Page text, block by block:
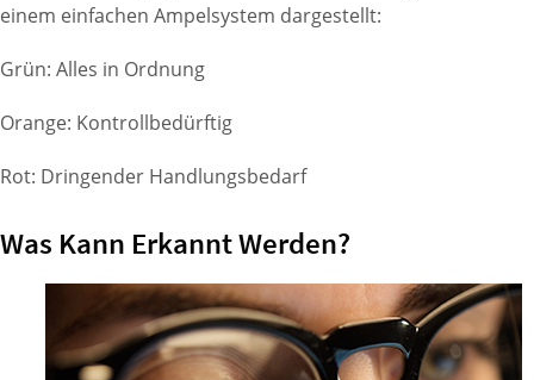
einem einfachen Ampelsystem dargestellt:
Grün: Alles in Ordnung
Orange: Kontrollbedürftig
Rot: Dringender Handlungsbedarf
Was Kann Erkannt Werden?